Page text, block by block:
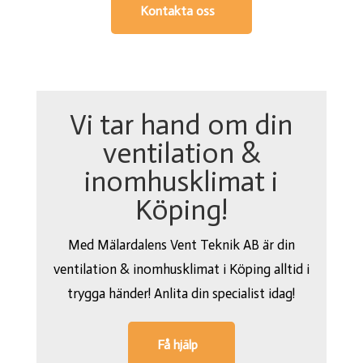
Kontakta oss
Vi tar hand om din
ventilation &
inomhusklimat i
Köping!
Med Mälardalens Vent Teknik AB är din
ventilation & inomhusklimat i Köping alltid i
trygga händer! Anlita din specialist idag!
Få hjälp